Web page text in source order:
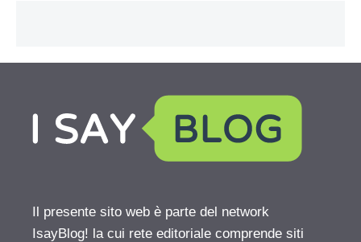
Il presente sito web è parte del network
IsayBlog! la cui rete editoriale comprende siti